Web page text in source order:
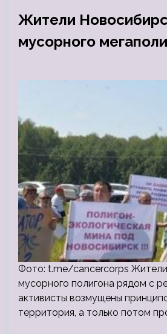
Жители
мусорного
Фото: t.me/cancercorps Жители
мусорного полигона рядом с
активисты возмущены
территория, а только потом